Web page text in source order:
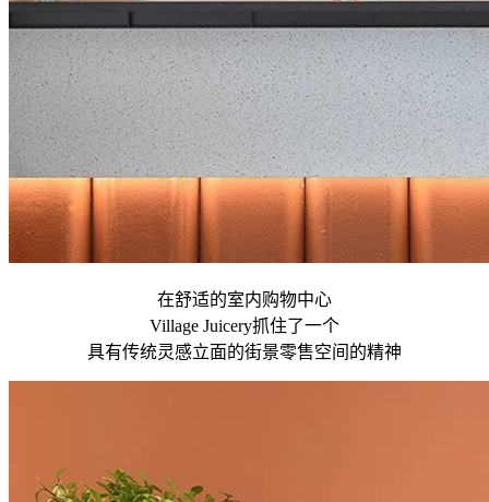
在舒适的室内购物中心
Village Juicery抓住了一个
具有传统灵感立面的街景零售空间的精神